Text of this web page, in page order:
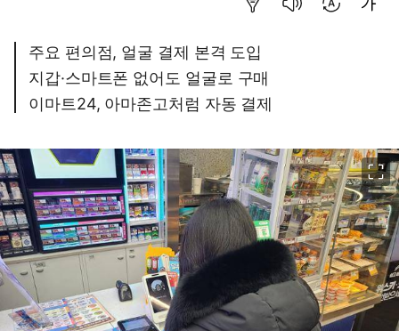
주요 편의점, 얼굴 결제 본격 도입
지갑·스마트폰 없어도 얼굴로 구매
이마트24, 아마존고처럼 자동 결제